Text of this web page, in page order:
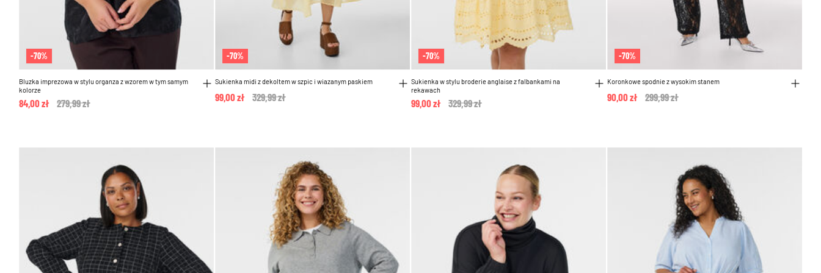
-70%
Bluzka imprezowa w stylu organza z wzorem w tym samym
kolorze
Price reduced from
279,99 zł
84,00 zł
-70%
Sukienka midi z dekoltem w szpic i wiazanym paskiem
Price reduced from
329,99 zł
99,00 zł
-70%
Sukienka w stylu broderie anglaise z falbankami na
rekawach
Price reduced from
329,99 zł
99,00 zł
-70%
Koronkowe spodnie z wysokim stanem
Price reduced from
299,99 zł
90,00 zł